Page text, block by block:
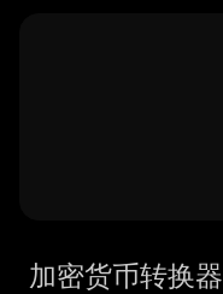
加密货币转换器